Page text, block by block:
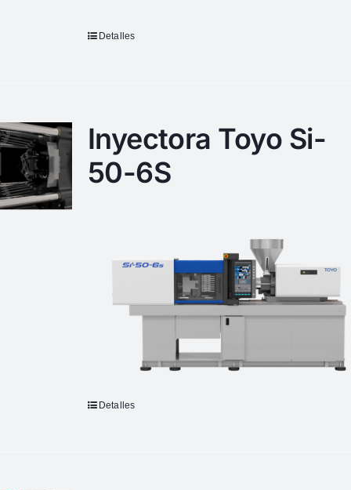
Detalles
Inyectora Toyo Si-
50-6S
Detalles